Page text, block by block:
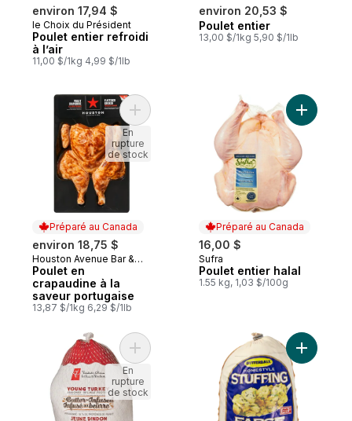
environ 17,94 $
Préparé au Canada
le Choix du Président
Poulet entier refroidi
à l’air
11,00 $/1kg 4,99 $/1lb
environ 20,53 $
Préparé au Canada
Poulet entier
13,00 $/1kg 5,90 $/1lb
Préparé au Canada
environ 18,75 $
Préparé au Canada
Houston Avenue Bar &
Grill
Poulet en
crapaudine à la
saveur portugaise
13,87 $/1kg 6,29 $/1lb
En
rupture
de stock
Préparé au Canada
16,00 $
Préparé au Canada
Sufra
Poulet entier halal
1.55 kg, 1,03 $/100g
Ajouter
Ajouter Dinde surgelée infusée au
En
rupture
de stock
Ajouter